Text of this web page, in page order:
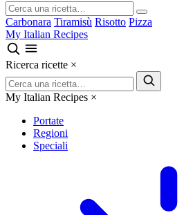
Carbonara Tiramisù Risotto Pizza
My Italian Recipes
Ricerca ricette ×
My Italian Recipes ×
Portate
Regioni
Speciali